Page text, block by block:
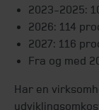
2023-2025:
2026: 114
2027: 116
Fra og med
Har en